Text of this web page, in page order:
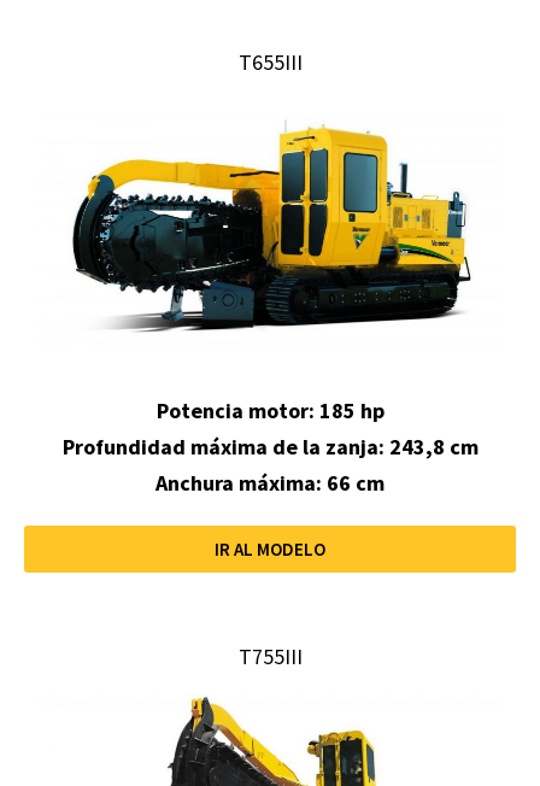
T655III
Potencia motor: 185 hp
Profundidad máxima de la zanja: 243,8 cm
Anchura máxima: 66 cm
IR AL MODELO
T755III